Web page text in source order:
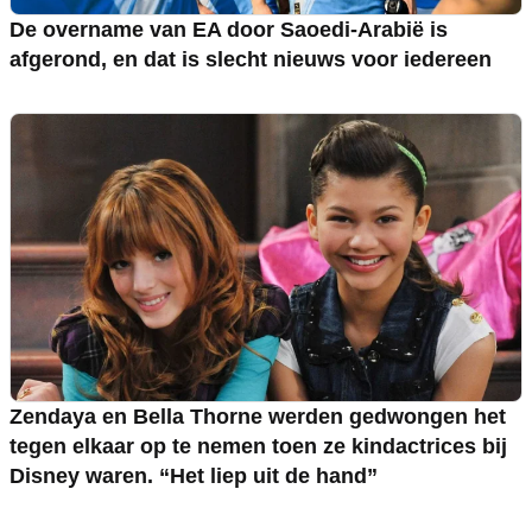
De overname van EA door Saoedi-Arabië is
afgerond, en dat is slecht nieuws voor iedereen
Zendaya en Bella Thorne werden gedwongen het
tegen elkaar op te nemen toen ze kindactrices bij
Disney waren. “Het liep uit de hand”